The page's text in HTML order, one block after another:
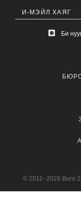
Би
© 2011–2026 Buro